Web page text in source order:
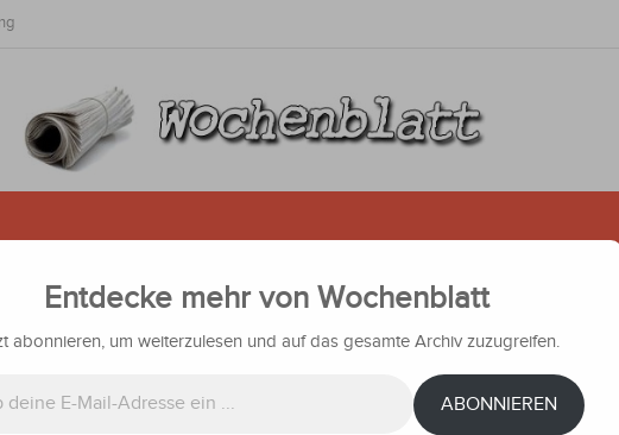
ab heute Nachmittag heftige
Entdecke mehr von Wochenblatt
abonnieren, um weiterzulesen und auf das gesamte Archiv zuzugreifen.
ABONNIEREN